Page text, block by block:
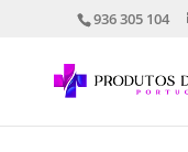
936 305 104